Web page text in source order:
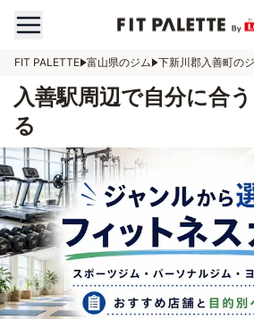
FIT PALETTE 富山県のジム 下新川郡入善町の
入善駅周辺で自分に合
る